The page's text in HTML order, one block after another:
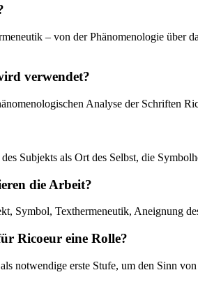
– von der Phänomenologie über
verwendet?
Analyse der Schriften
Subjekts als Ort des Selbst, die
die Arbeit?
Symbol, Texthermeneutik, Aneignung
Ricoeur eine Rolle?
notwendige erste Stufe, um den Sinn